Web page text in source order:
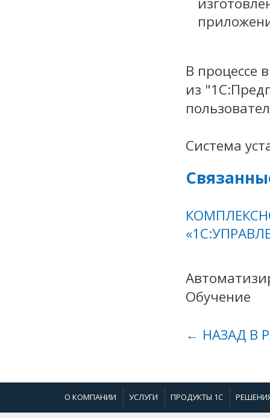
В процессе
из
Система
Обучение
← НАЗАД В
О КОМПАНИИ УСЛУГИ ПРОДУКТЫ 1С